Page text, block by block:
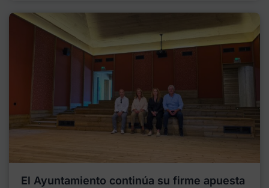
El Ayuntamiento continúa su firme apuesta